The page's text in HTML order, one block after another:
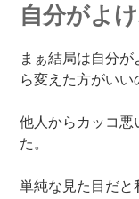
自分がよ
まぁ結局は自分が
ら変えた方がいい
他人からカッコ悪
た。
単純な見た目だと